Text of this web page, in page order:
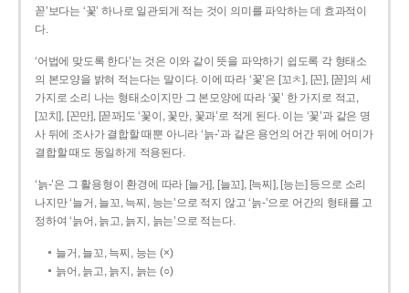
꼳’보다는 ‘꽃’ 하나로 일관되게 적는 것이 의미를 파악하는 데 효과적이
다.
‘어법에 맞도록 한다’는 것은 이와 같이 뜻을 파악하기 쉽도록 각 형태소
의 본모양을 밝혀 적는다는 말이다. 이에 따라 ‘꽃’은 [꼬ㅊ], [꼰], [꼳]의 세
가지로 소리 나는 형태소이지만 그 본모양에 따라 ‘꽃’ 한 가지로 적고,
[꼬치], [꼰만], [꼳꽈]도 ‘꽃이, 꽃만, 꽃과’로 적게 된다. 이는 ‘꽃’과 같은 명
사 뒤에 조사가 결합할 때뿐 아니라 ‘늙-’과 같은 용언의 어간 뒤에 어미가
결합할 때도 동일하게 적용된다.
‘늙-’은 그 활용형이 환경에 따라 [늘거], [늘꼬], [늑찌], [능는] 등으로 소리
나지만 ‘늘거, 늘꼬, 늑찌, 능는’으로 적지 않고 ‘늙-’으로 어간의 형태를 고
정하여 ‘늙어, 늙고, 늙지, 늙는’으로 적는다.
늘거, 늘꼬, 늑찌, 능는 (×)
늙어, 늙고, 늙지, 늙는 (○)